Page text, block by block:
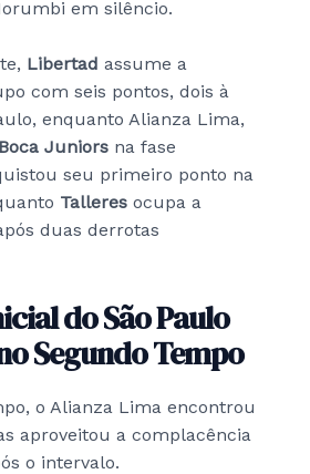
em silêncio.
Libertad assume a
com seis pontos, dois à
enquanto Alianza Lima,
Boca Juniors na fase
seu primeiro ponto na
Talleres ocupa a
duas derrotas
do São Paulo
Segundo Tempo
o Alianza Lima encontrou
aproveitou a complacência
o intervalo.